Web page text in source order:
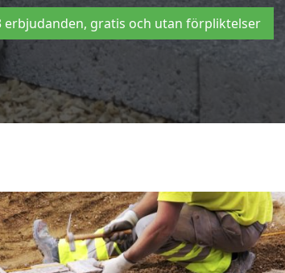
erbjudanden, gratis och utan förpliktelser